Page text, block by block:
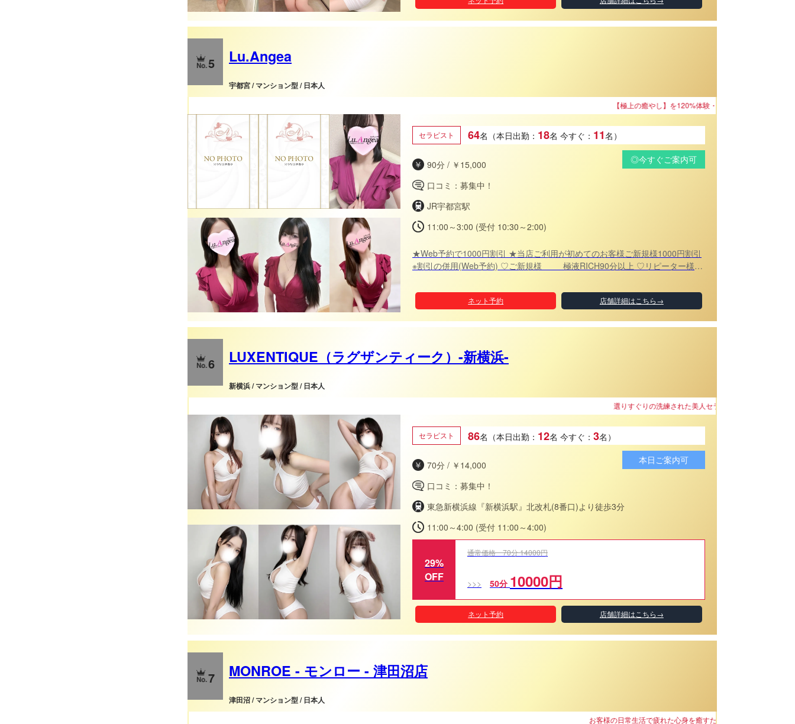
5 Lu.Angea
宇都宮 / マンション型 / 日本人
【極上の癒やし】を120%体験・体感できるお店です!!!☆極液honeyが新登場☆
セラピスト 64名（本日出勤： 18名 今すぐ： 11名）
90分 / ￥15,000
口コミ：募集中！
JR宇都宮駅
11:00～3:00 (受付 10:30～2:00)
◎今すぐご案内可
★Web予約で1000円割引 ★当店ご利用が初めてのお客様ご新規様1000円割引
※割引の併用(Web予約) ♡ご新規様 極液RICH90分以上 ♡リピーター様
ネット予約 店舗詳細はこちら→
6 LUXENTIQUE（ラグザンティーク）-新横浜-
新横浜 / マンション型 / 日本人
選りすぐりの洗練された美人セラピストがマッサージでおもてなし致します♪
セラピスト 86名（本日出勤： 12名 今すぐ： 3名）
70分 / ￥14,000
口コミ：募集中！
東急新横浜線『新横浜駅』北改札(8番口)より徒歩3分
11:00～4:00 (受付 11:00～4:00)
本日ご案内可
29%
OFF
通常価格 70分 14000円
50分 10000円
ネット予約 店舗詳細はこちら→
7 MONROE - モンロー - 津田沼店
津田沼 / マンション型 / 日本人
お客様の日常生活で疲れた心身を癒すために『メンズエステ - MONROE - モンロー- 船橋・津田沼』では特別な空間を